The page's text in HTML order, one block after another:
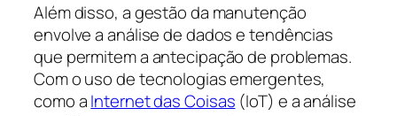
Além disso, a gestão da manutenção
envolve a análise de dados e tendências
que permitem a antecipação de problemas.
Com o uso de tecnologias emergentes,
como aInternet das Coisas (IoT) e a análise